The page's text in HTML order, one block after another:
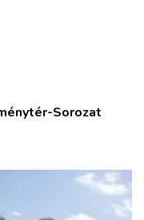
Sorozat